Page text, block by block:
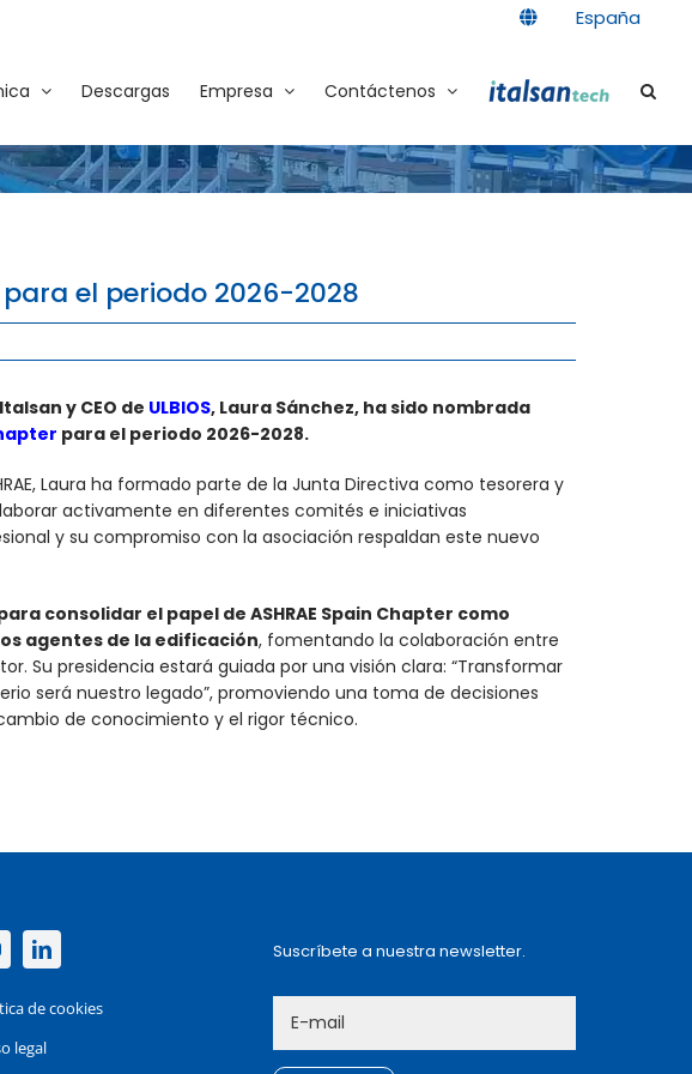
España
Descargas Empresa Contáctenos
el periodo 2026-2028
y CEO de ULBIOS, Laura Sánchez, ha sido nombrada
para el periodo 2026-2028.
Laura ha formado parte de la Junta Directiva como tesorera y
activamente en diferentes comités e iniciativas
y su compromiso con la asociación respaldan este nuevo
consolidar el papel de ASHRAE Spain Chapter como
agentes de la edificación, fomentando la colaboración entre
Su presidencia estará guiada por una visión clara: “Transformar
será nuestro legado”, promoviendo una toma de decisiones
de conocimiento y el rigor técnico.
de cookies
legal
Suscríbete a nuestra newsletter.